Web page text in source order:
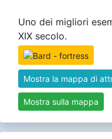
Uno dei migliori
XIX secolo.
Mostra la mappa di
Mostra sulla mappa